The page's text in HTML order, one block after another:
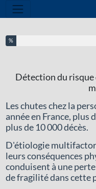
Outils
Vous avez complété %
%
Détection du risque
Les chutes chez la
année en France,
plus de 10 000 décès.
D'étiologie
leurs conséquences
conduisent à une
de fragilité dans cette